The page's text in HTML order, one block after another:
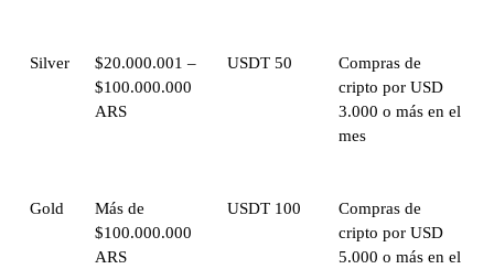
Silver
$20.000.001 –
$100.000.000
ARS
USDT 50
Compras de
cripto por USD
3.000 o más en el
mes
Gold
Más de
$100.000.000
ARS
USDT 100
Compras de
cripto por USD
5.000 o más en el